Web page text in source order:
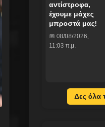
αντίστροφα,
έχουμε μάχες
μπροστά μας!
📅 08/08/2026,
11:03 π.μ.
Δες όλα